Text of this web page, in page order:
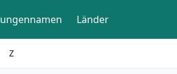
Länder
Z